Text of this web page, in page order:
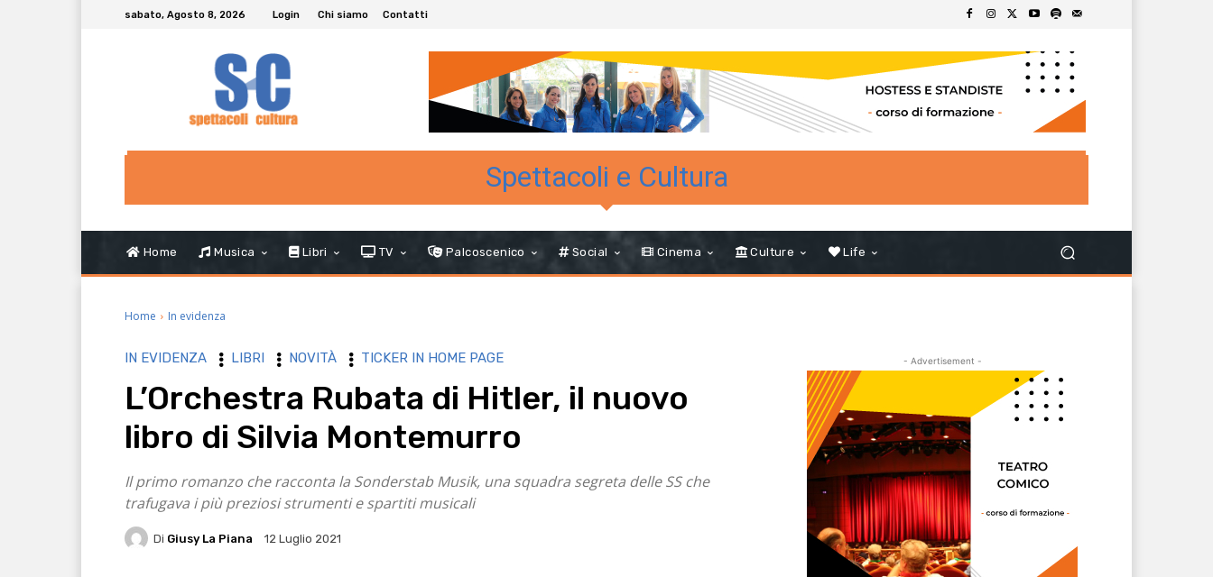
sabato, Agosto 8, 2026 Login Chi siamo Contatti
Spettacoli e Cultura
Home Musica Libri TV Palcoscenico Social Cinema Culture Life
Home In evidenza
IN EVIDENZA LIBRI NOVITÀ TICKER IN HOME PAGE
L’Orchestra Rubata di Hitler, il nuovo
libro di Silvia Montemurro
Il primo romanzo che racconta la Sonderstab Musik, una squadra segreta delle SS che
trafugava i più preziosi strumenti e spartiti musicali
Di Giusy La Piana 12 Luglio 2021
- Advertisement -